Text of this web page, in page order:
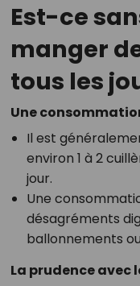
Est-ce
manger
tous les
Une
Il est
environ 1 à 2
jour.
Une
désagréments
ballonnements
La prudence avec